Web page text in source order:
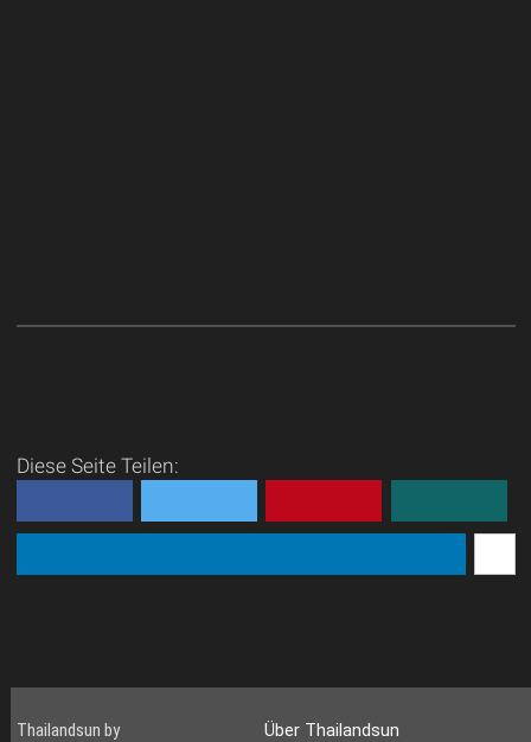
Diese Seite Teilen:
Thailandsun by
Über Thailandsun